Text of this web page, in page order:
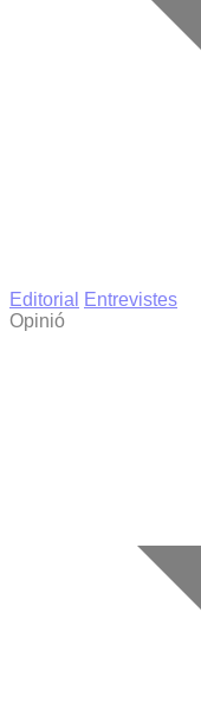
Editorial
Entrevistes
Opinió